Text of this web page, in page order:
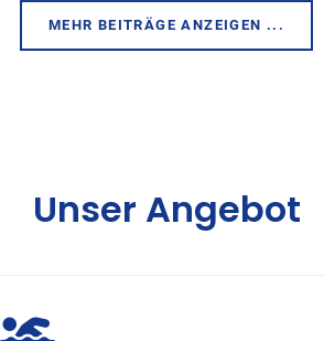
MEHR BEITRÄGE ANZEIGEN ...
Unser Angebot